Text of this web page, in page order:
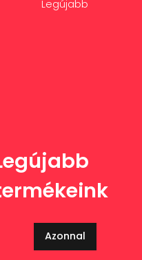
Legújabb
Azonnal